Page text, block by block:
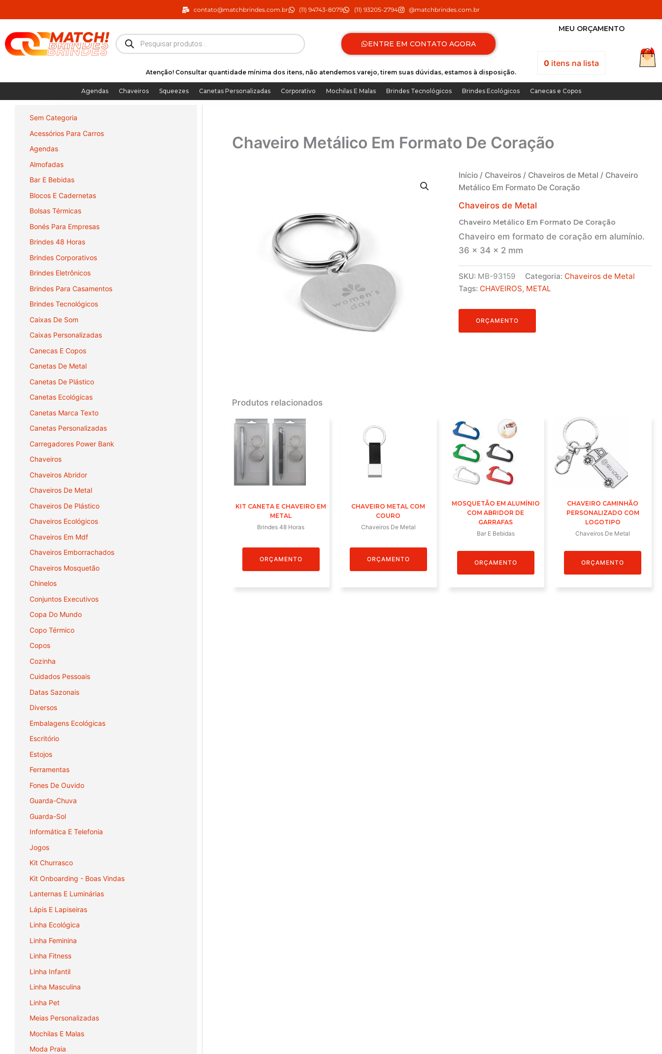
para
conteúdo
contato@matchbrindes.com.br (11) 94743-8079 (11) 93205-2794 @matchbrindes.com.br
Pesquisar
produtos
ENTRE EM CONTATO AGORA
MEU ORÇAMENTO
0itens na lista
Atenção! Consultar quantidade mínima dos itens, não atendemos varejo, tirem suas dúvidas, estamos à disposição.
Agendas Chaveiros Squeezes Canetas Personalizadas Corporativo Mochilas E Malas Brindes Tecnológicos Brindes Ecológicos Canecas e Copos
Sem Categoria
Acessórios Para Carros
Agendas
Almofadas
Bar E Bebidas
Blocos E Cadernetas
Bolsas Térmicas
Bonés Para Empresas
Brindes 48 Horas
Brindes Corporativos
Brindes Eletrônicos
Brindes Para Casamentos
Brindes Tecnológicos
Caixas De Som
Caixas Personalizadas
Canecas E Copos
Canetas De Metal
Canetas De Plástico
Canetas Ecológicas
Canetas Marca Texto
Canetas Personalizadas
Carregadores Power Bank
Chaveiros
Chaveiros Abridor
Chaveiros De Metal
Chaveiros De Plástico
Chaveiros Ecológicos
Chaveiros Em Mdf
Chaveiros Emborrachados
Chaveiros Mosquetão
Chinelos
Conjuntos Executivos
Copa Do Mundo
Copo Térmico
Copos
Cozinha
Cuidados Pessoais
Datas Sazonais
Diversos
Embalagens Ecológicas
Escritório
Estojos
Ferramentas
Fones De Ouvido
Guarda-Chuva
Guarda-Sol
Informática E Telefonia
Jogos
Kit Churrasco
Kit Onboarding - Boas Vindas
Lanternas E Luminárias
Lápis E Lapiseiras
Linha Ecológica
Linha Feminina
Linha Fitness
Linha Infantil
Linha Masculina
Linha Pet
Meias Personalizadas
Mochilas E Malas
Moda Praia
Chaveiro Metálico Em Formato De Coração
Início / Chaveiros / Chaveiros de Metal / Chaveiro
Metálico Em Formato De Coração
Chaveiros de Metal
Chaveiro Metálico Em Formato De Coração
Chaveiro em formato de coração em alumínio.
36 x 34 x 2 mm
SKU: MB-93159 Categoria: Chaveiros de Metal
Tags: CHAVEIROS, METAL
ORÇAMENTO
Produtos relacionados
KIT CANETA E CHAVEIRO EM
METAL
Brindes 48 Horas
ORÇAMENTO
CHAVEIRO METAL COM
COURO
Chaveiros De Metal
ORÇAMENTO
MOSQUETÃO EM ALUMÍNIO
COM ABRIDOR DE
GARRAFAS
Bar E Bebidas
ORÇAMENTO
CHAVEIRO CAMINHÃO
PERSONALIZADO COM
LOGOTIPO
Chaveiros De Metal
ORÇAMENTO